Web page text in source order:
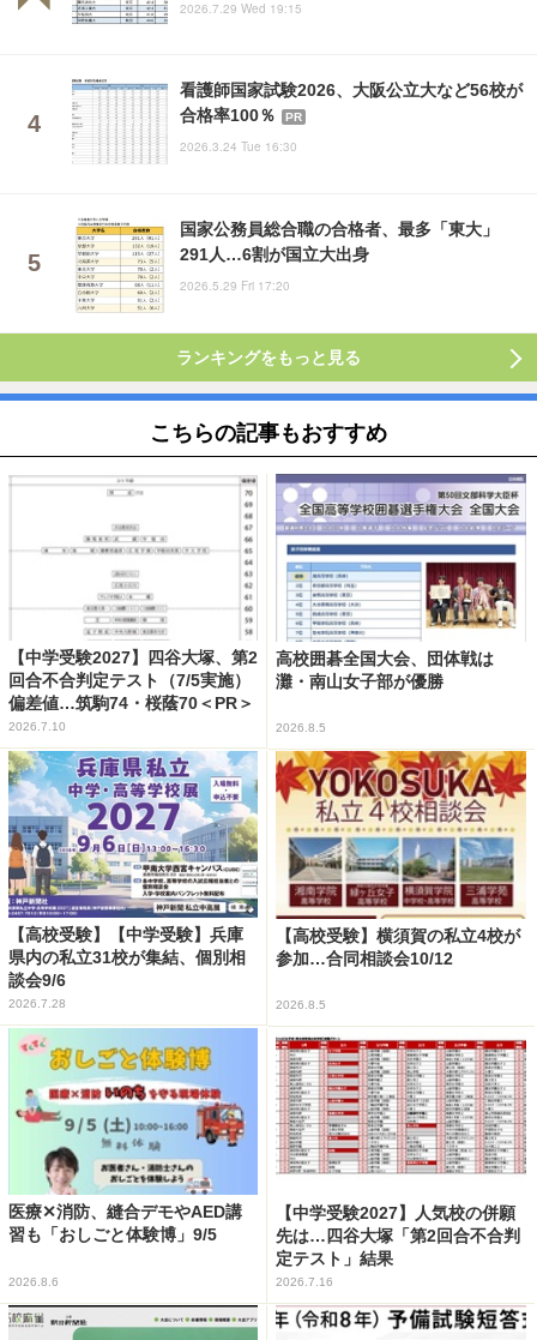
2026.7.29 Wed 19:15
看護師国家試験2026、大阪公立大など56校が
合格率100％
PR
2026.3.24 Tue 16:30
国家公務員総合職の合格者、最多「東大」
291人…6割が国立大出身
2026.5.29 Fri 17:20
ランキングをもっと見る
こちらの記事もおすすめ
【中学受験2027】四谷大塚、第2
回合不合判定テスト（7/5実施）
偏差値…筑駒74・桜蔭70＜PR＞
2026.7.10
高校囲碁全国大会、団体戦は
灘・南山女子部が優勝
2026.8.5
【高校受験】【中学受験】兵庫
県内の私立31校が集結、個別相
談会9/6
2026.7.28
【高校受験】横須賀の私立4校が
参加…合同相談会10/12
2026.8.5
医療✕消防、縫合デモやAED講
習も「おしごと体験博」9/5
2026.8.6
【中学受験2027】人気校の併願
先は…四谷大塚「第2回合不合判
定テスト」結果
2026.7.16